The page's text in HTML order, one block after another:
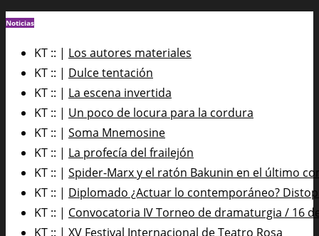
Noticias
KT :: | Los autores materiales
KT :: | Dulce tentación
KT :: | La escena invertida
KT :: | Un poco de locura para la cordura
KT :: | Soma Mnemosine
KT :: | La profecía del frailejón
KT :: | Spider-Marx y el ratón Bakunin en el último
KT :: | Diplomado ¿Actuar lo contemporáneo?
KT :: | Convocatoria IV Torneo de dramaturgia / 16
KT :: | XV Festival Internacional de Teatro Rosa